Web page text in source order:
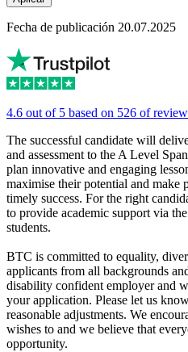
Fecha de publicación 20.07.2025
4.6 out of 5 based on 526 of
The successful candidate will
and assessment to the A Level
plan innovative and engaging
maximise their potential and make
timely success. For the right
to provide academic support via
students.
BTC is committed to equality,
applicants from all backgrounds
disability confident employer and
your application. Please let us
reasonable adjustments. We
wishes to and we believe that
opportunity.